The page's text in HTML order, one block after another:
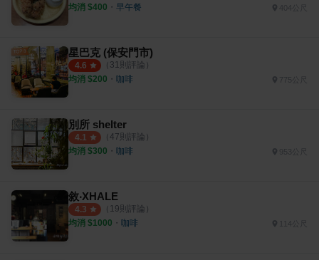
均消 $400 ・ 早午餐 404公尺
星巴克 (保安門市)
4.6 （ 31則評論）
均消 $200 ・ 咖啡 775公尺
別所 shelter
4.1 （ 47則評論）
均消 $300 ・ 咖啡 953公尺
敘‧XHALE
4.3 （ 19則評論）
均消 $1000 ・ 咖啡 114公尺